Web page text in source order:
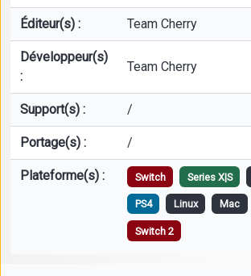
Éditeur(s) : Team Cherry
Développeur(s)
:
Team Cherry
Support(s) : /
Portage(s) : /
Plateforme(s) : Switch Series X|S
PS4 Linux Mac
Switch 2